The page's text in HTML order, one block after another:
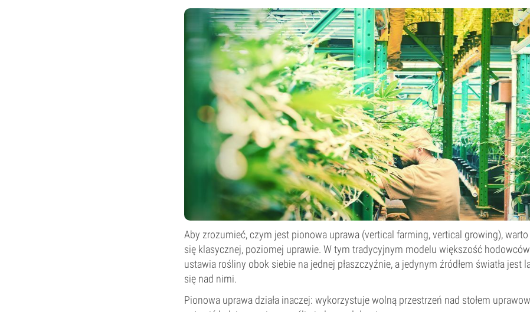
Aby zrozumieć, czym jest pionowa uprawa (vertical farming, vertical growing),
się klasycznej, poziomej uprawie. W tym tradycyjnym modelu większość
ustawia rośliny obok siebie na jednej płaszczyźnie, a jedynym źródłem światła jest
się nad nimi.
Pionowa uprawa działa inaczej: wykorzystuje wolną przestrzeń nad stołem